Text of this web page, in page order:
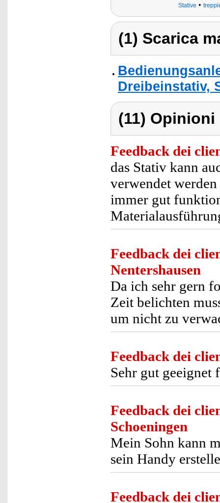
Stative •
(1) Scarica
Dreibeinstativ,
(11)
Feedback dei
das Stativ kann
verwendet werden
immer gut
Feedback dei
Nentershausen
Da ich sehr gern
Zeit belichten
um nicht zu
Feedback dei
Sehr gut geeignet
Feedback dei
Schoeningen
Mein Sohn kann
sein Handy
Feedback dei